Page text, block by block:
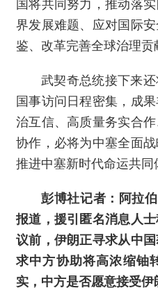
国将共同努力，推动落
界发展难题、应对国际
鉴、改革完善全球治理贡
武契奇总统接下来
国事访问日程密集，成
治互信、高质量务实合
协作，必将为中塞全面
推进中塞新时代命运共同
彭博社记者：阿拉
报道，援引匿名消息人
议前，伊朗正寻求从中
求中方协助将高浓缩铀
实，中方是否愿意接受伊